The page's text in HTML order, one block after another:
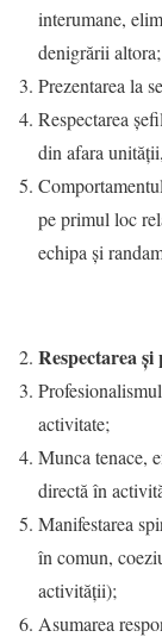
interumane,
denigrării altora;
Prezentarea la
Respectarea
din afara
pe primul loc
echipa și
Respectarea
activitate;
Munca tenace,
directă în
Manifestarea
în comun,
activităţii);
Asumarea